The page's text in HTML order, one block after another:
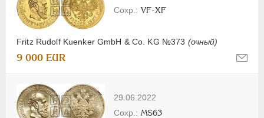
Fritz Rudolf Kuenker GmbH & Co. KG №373 (очный)
VF-XF
9 000 EUR
29.06.2022
MS63